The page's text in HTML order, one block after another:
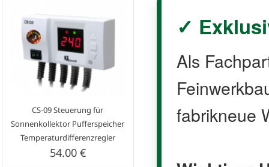
CS-09 Steuerung für
Sonnenkollektor Pufferspeicher
Temperaturdifferenzregler
54.00 €
✓
Als
fabrikneue